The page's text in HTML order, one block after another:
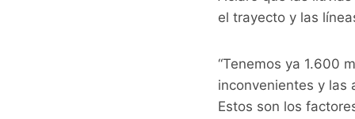
el trayecto y las
“Tenemos ya 1.600
inconvenientes y
Estos son los